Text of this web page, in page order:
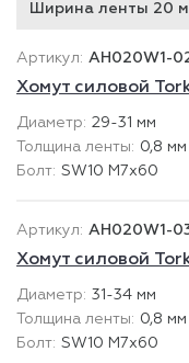
Ширина ленты 20
AH020W1-
Хомут силовой
29-31 мм
0,8 мм
SW10 М7х60
AH020W1-
Хомут силовой
31-34 мм
0,8 мм
SW10 М7х60